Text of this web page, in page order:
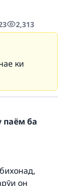
2,313
ки
паём ба
он